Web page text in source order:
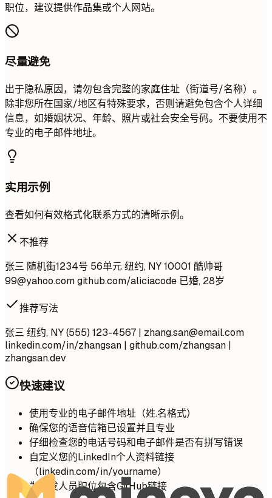
职位，建议提供作品集或个人网站。
尽量避免
出于隐私原因，请勿包含完整的家庭住址（街道号/名称）。
除非您所在国家/地区有特殊要求，否则请避免包含个人详细
信息，如婚姻状况、年龄、照片或社会安全号码。不要使用不
专业的电子邮件地址。
实用示例
查看如何有效格式化联系方式的清晰示例。
不推荐
张三 随机街1234号 56单元 纽约, NY 10001 酷帅哥
99@yahoo.comgithub.com/aliciacode 已婚, 28岁
推荐写法
张三 纽约, NY (555) 123-4567 | zhang.san@email.com
linkedin.com/in/zhangsan | github.com/zhangsan |
zhangsan.dev
快速建议
使用专业的电子邮件地址（姓.名格式）
确保您的语音信箱已设置并且专业
仔细检查您的电话号码和电子邮件是否有拼写错误
自定义您的LinkedIn个人资料链接
（linkedin.com/in/yourname）
为开发人员职位包含GitHub链接